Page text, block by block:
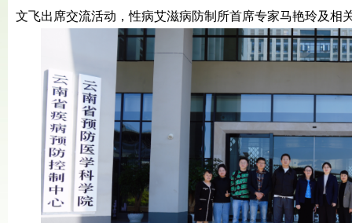
文飞出席交流活动，性病艾滋病防制所首席专家马艳玲及相